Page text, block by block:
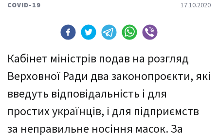
COVID-19 17.10.2020
Кабінет міністрів подав на розгляд
Верховної Ради два законопроєкти, які
введуть відповідальність і для
простих українців, і для підприємств
за неправильне носіння масок. За